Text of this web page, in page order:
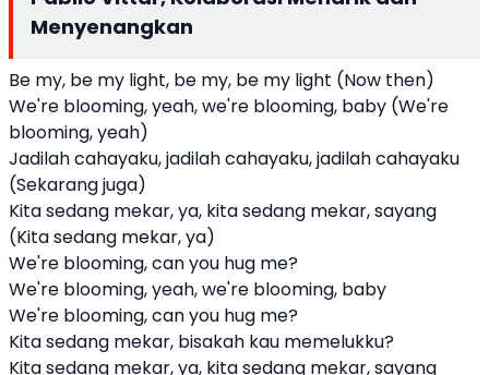
Menyenangkan
Be my, be my light, be my, be my light (Now then)
We're blooming, yeah, we're blooming, baby (We're
blooming, yeah)
Jadilah cahayaku, jadilah cahayaku, jadilah cahayaku
(Sekarang juga)
Kita sedang mekar, ya, kita sedang mekar, sayang
(Kita sedang mekar, ya)
We're blooming, can you hug me?
We're blooming, yeah, we're blooming, baby
We're blooming, can you hug me?
Kita sedang mekar, bisakah kau memelukku?
Kita sedang mekar, ya, kita sedang mekar, sayang